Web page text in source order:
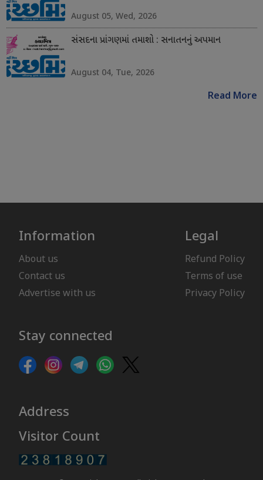
August 05, Wed, 2026
સંસદના પ્રાંગણમાં તમાશો : સનાતનનું અપમાન
August 04, Tue, 2026
Read More
Information
About us
Contact us
Advertise with us
Legal
Refund Policy
Terms of use
Privacy Policy
Stay connected
Address
Visitor Count